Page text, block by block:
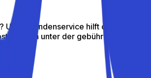
Unser Kundenservice hilft dir gern
an unter der gebührenfreien